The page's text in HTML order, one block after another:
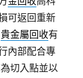
可返回重新
貴金屬回收有
內部配合專
切入點並以